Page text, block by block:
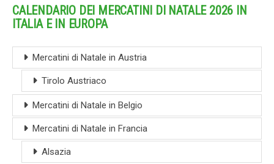
CALENDARIO DEI MERCATINI DI NATALE 2026 IN
ITALIA E IN EUROPA
Mercatini di Natale in Austria
Tirolo Austriaco
Mercatini di Natale in Belgio
Mercatini di Natale in Francia
Alsazia